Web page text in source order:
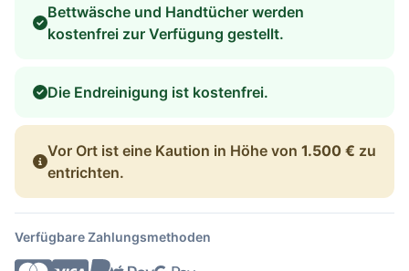
Bettwäsche und Handtücher werden
kostenfrei zur Verfügung gestellt.
Die Endreinigung ist kostenfrei.
Vor Ort ist eine Kaution in Höhe von 1.500 € zu
entrichten.
Verfügbare Zahlungsmethoden